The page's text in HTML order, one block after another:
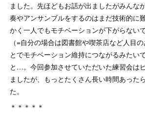
ました。先ほどもお話が出ましたがみんな
奏やアンサンブルをするのはまだ技術的に
かく一人でもモチベーションが下がらない
（=自分の場合は図書館や喫茶店など人目
とでモチベーション維持につながるみた
と…。今回参加させていただいた練習会は
ましたが、もっとたくさん長い時間あった
た。
＊＊＊＊＊